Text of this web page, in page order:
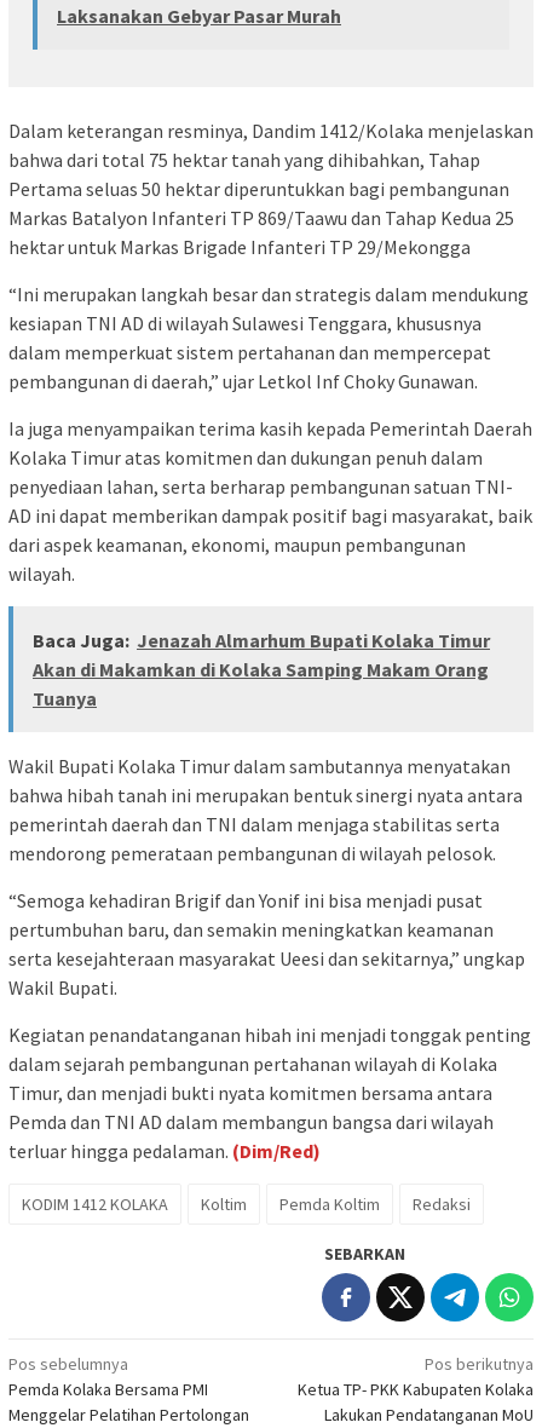
Laksanakan Gebyar Pasar Murah
Dalam keterangan resminya, Dandim 1412/Kolaka menjelaskan
bahwa dari total 75 hektar tanah yang dihibahkan, Tahap
Pertama seluas 50 hektar diperuntukkan bagi pembangunan
Markas Batalyon Infanteri TP 869/Taawu dan Tahap Kedua 25
hektar untuk Markas Brigade Infanteri TP 29/Mekongga
“Ini merupakan langkah besar dan strategis dalam mendukung
kesiapan TNI AD di wilayah Sulawesi Tenggara, khususnya
dalam memperkuat sistem pertahanan dan mempercepat
pembangunan di daerah,” ujar Letkol Inf Choky Gunawan.
Ia juga menyampaikan terima kasih kepada Pemerintah Daerah
Kolaka Timur atas komitmen dan dukungan penuh dalam
penyediaan lahan, serta berharap pembangunan satuan TNI-
AD ini dapat memberikan dampak positif bagi masyarakat, baik
dari aspek keamanan, ekonomi, maupun pembangunan
wilayah.
Baca Juga: Jenazah Almarhum Bupati Kolaka Timur
Akan di Makamkan di Kolaka Samping Makam Orang
Tuanya
Wakil Bupati Kolaka Timur dalam sambutannya menyatakan
bahwa hibah tanah ini merupakan bentuk sinergi nyata antara
pemerintah daerah dan TNI dalam menjaga stabilitas serta
mendorong pemerataan pembangunan di wilayah pelosok.
“Semoga kehadiran Brigif dan Yonif ini bisa menjadi pusat
pertumbuhan baru, dan semakin meningkatkan keamanan
serta kesejahteraan masyarakat Ueesi dan sekitarnya,” ungkap
Wakil Bupati.
Kegiatan penandatanganan hibah ini menjadi tonggak penting
dalam sejarah pembangunan pertahanan wilayah di Kolaka
Timur, dan menjadi bukti nyata komitmen bersama antara
Pemda dan TNI AD dalam membangun bangsa dari wilayah
terluar hingga pedalaman. (Dim/Red)
KODIM 1412 KOLAKA Koltim Pemda Koltim Redaksi
SEBARKAN
Navigasi
pos
Pos sebelumnya
Pemda Kolaka Bersama PMI
Menggelar Pelatihan Pertolongan
Pos berikutnya
Ketua TP- PKK Kabupaten Kolaka
Lakukan Pendatanganan MoU